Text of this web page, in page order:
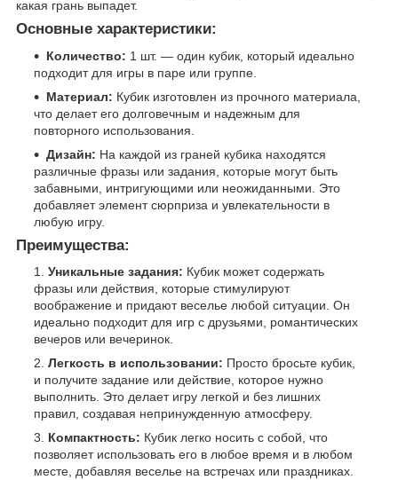
какая грань выпадет.
Основные характеристики:
Количество: 1 шт. — один кубик, который идеально
подходит для игры в паре или группе.
Материал: Кубик изготовлен из прочного материала,
что делает его долговечным и надежным для
повторного использования.
Дизайн: На каждой из граней кубика находятся
различные фразы или задания, которые могут быть
забавными, интригующими или неожиданными. Это
добавляет элемент сюрприза и увлекательности в
любую игру.
Преимущества:
Уникальные задания: Кубик может содержать
фразы или действия, которые стимулируют
воображение и придают веселье любой ситуации. Он
идеально подходит для игр с друзьями, романтических
вечеров или вечеринок.
Легкость в использовании: Просто бросьте кубик,
и получите задание или действие, которое нужно
выполнить. Это делает игру легкой и без лишних
правил, создавая непринужденную атмосферу.
Компактность: Кубик легко носить с собой, что
позволяет использовать его в любое время и в любом
месте, добавляя веселье на встречах или праздниках.